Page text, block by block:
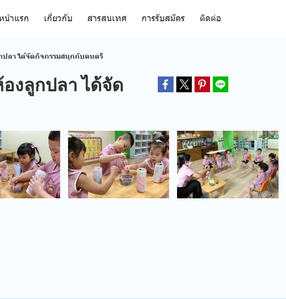
น้าแรก เกี่ยวกับ สารสนเทศ การรับสมัคร ติดต่อ
ปลา ได้จัดกิจกรรมสนุกกับดนตรี
องลูกปลา ได้จัด